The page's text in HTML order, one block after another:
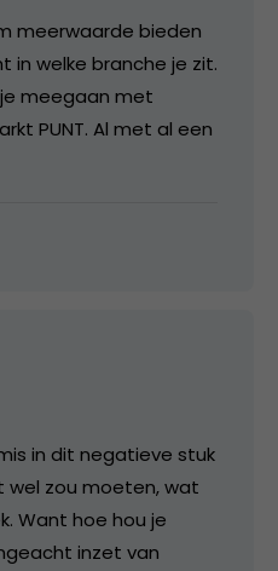
meerwaarde bieden
in welke branche je zit.
meegaan met
PUNT. Al met al een
in dit negatieve stuk
wel zou moeten, wat
Want hoe hou je
inzet van